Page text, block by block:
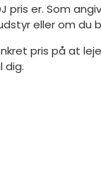
pris er. Som
eller om du
pris på at
dig.